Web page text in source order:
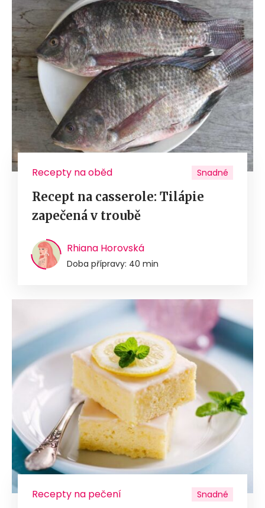
Recepty na oběd Snadné
Recept na casserole: Tilápie
zapečená v troubě
Rhiana Horovská
Doba přípravy: 40 min
Recepty na pečení Snadné